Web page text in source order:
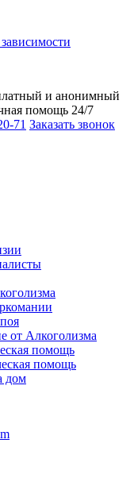
и анонимный
помощь 24/7
71 Заказать звонок
от Алкоголизма
помощь
помощь
дом